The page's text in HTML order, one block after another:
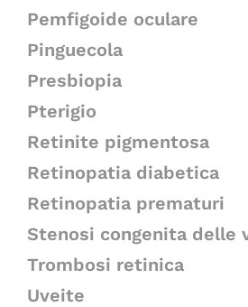
Pemfigoide oculare
Pinguecola
Presbiopia
Pterigio
Retinite pigmentosa
Retinopatia diabetica
Retinopatia prematuri
Stenosi congenita delle
Trombosi retinica
Uveite